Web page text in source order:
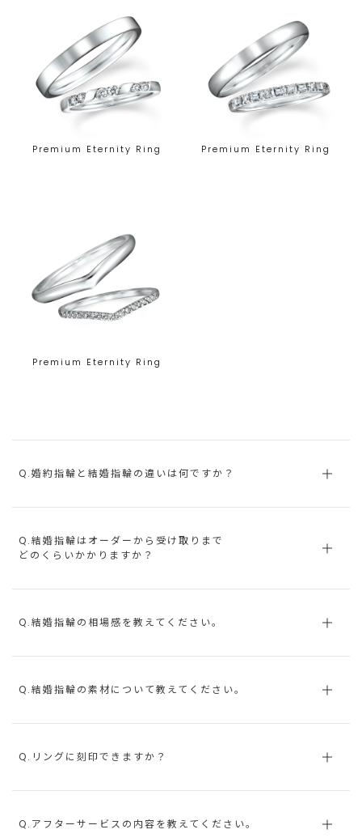
Premium Eternity Ring Premium Eternity Ring
Premium Eternity Ring
Q.婚約指輪と結婚指輪の違いは何ですか？
Q.結婚指輪はオーダーから受け取りまで
どのくらいかかりますか？
Q.結婚指輪の相場感を教えてください。
Q.結婚指輪の素材について教えてください。
Q.リングに刻印できますか？
Q.アフターサービスの内容を教えてください。